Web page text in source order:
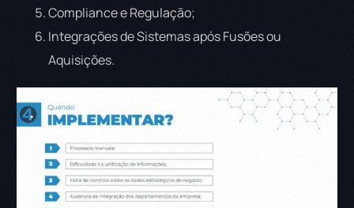
Compliance e Regulação;
Integrações de Sistemas após Fusões ou
Aquisições.